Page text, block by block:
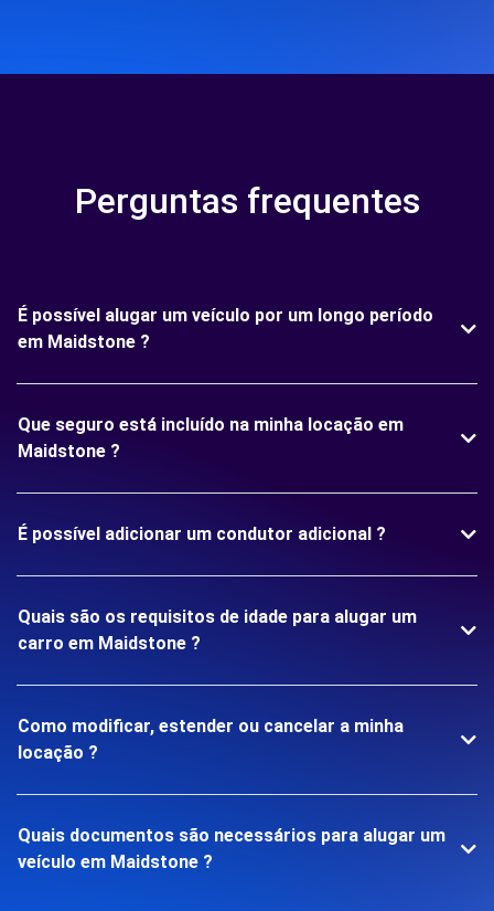
Perguntas frequentes
É possível alugar um veículo por um longo período
em Maidstone ?
Que seguro está incluído na minha locação em
Maidstone ?
É possível adicionar um condutor adicional ?
Quais são os requisitos de idade para alugar um
carro em Maidstone ?
Como modificar, estender ou cancelar a minha
locação ?
Quais documentos são necessários para alugar um
veículo em Maidstone ?